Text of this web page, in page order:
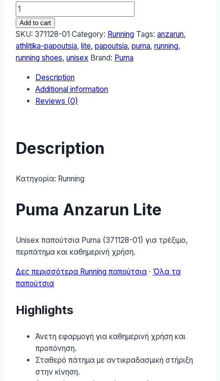
Puma
Anzarun
Lite
Ανδρικά
Running
371128-
quantity
Add to cart
SKU: 371128-01 Category: Running Tags: anzarun,
athlitika-papoutsia, lite, papoutsia, puma, running,
running shoes, unisex Brand: Puma
Description
Additional information
Reviews (0)
Description
Κατηγορία: Running
Puma Anzarun Lite
Unisex παπούτσια Puma (371128-01) για τρέξιμο,
περπάτημα και καθημερινή χρήση.
Δες περισσότερα Running παπούτσια · Όλα τα
παπούτσια
Highlights
Άνετη εφαρμογή για καθημερινή χρήση και
προπόνηση.
Σταθερό πάτημα με αντικραδασμική στήριξη
στην κίνηση.